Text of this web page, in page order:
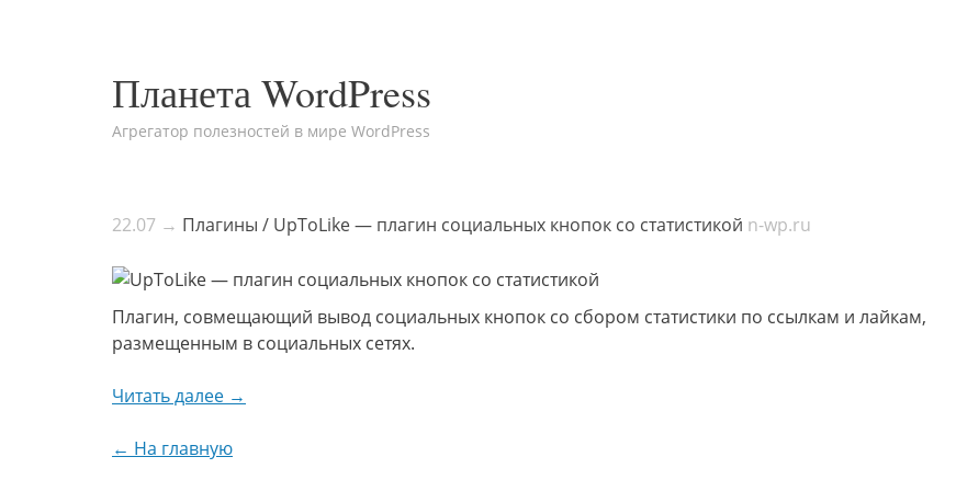
Планета WordPress
Агрегатор полезностей в мире WordPress
22.07 → Плагины / UpToLike — плагин социальных кнопок со статистикой n-wp.ru
Плагин, совмещающий вывод социальных кнопок со сбором статистики по ссылкам и лайкам,
размещенным в социальных сетях.
Читать далее →
← На главную